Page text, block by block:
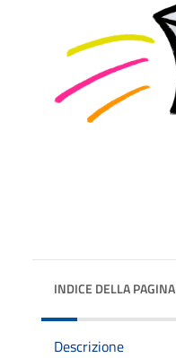
INDICE DELLA PAGINA
Descrizione